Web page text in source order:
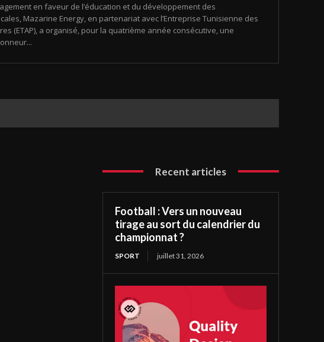
en faveur de l’éducation et du développement des
Mazarine Energy, en partenariat avec l’Entreprise Tunisienne des
(ETAP), a organisé, pour la quatrième année consécutive, une
Recent articles
Football : Vers un nouveau
tirage au sort du calendrier du
championnat ?
SPORT juillet 31, 2026